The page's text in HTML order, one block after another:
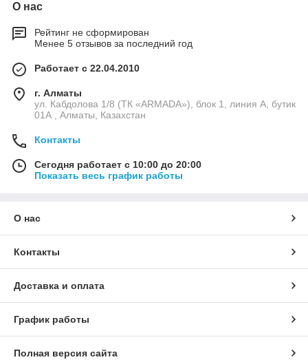
О нас
Рейтинг не сформирован
Менее 5 отзывов за последний год
Работает с 22.04.2010
г. Алматы
ул. Кабдолова 1/8 (ТК «ARMADA»), блок 1, линия А, бутик
01А , Алматы, Казахстан
Контакты
Сегодня работает с 10:00 до 20:00
Показать весь график работы
О нас
Контакты
Доставка и оплата
График работы
Полная версия сайта